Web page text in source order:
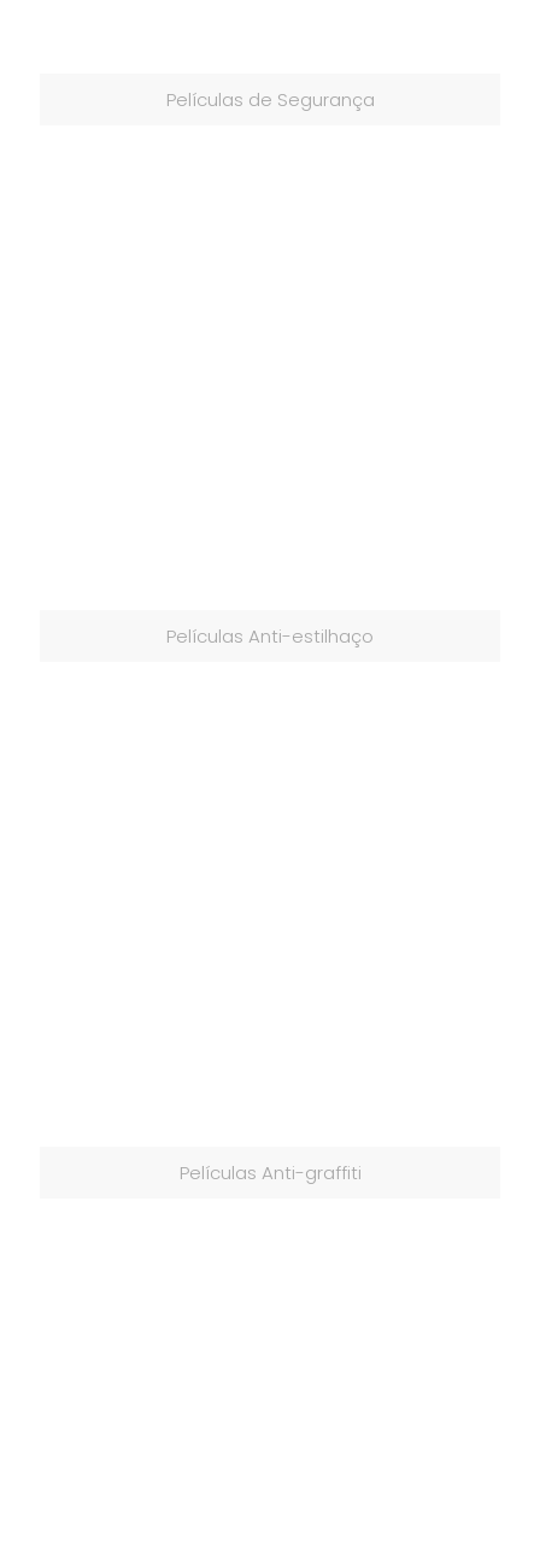
Películas de Segurança
Películas Anti-estilhaço
Películas Anti-graffiti